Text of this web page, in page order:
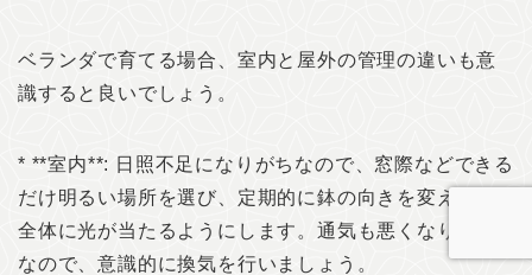
ベランダで育てる場合、室内と屋外の管理の違いも意
識すると良いでしょう。
* **室内**: 日照不足になりがちなので、窓際などできる
だけ明るい場所を選び、定期的に鉢の向きを変えて株
全体に光が当たるようにします。通気も悪くなりがち
なので、意識的に換気を行いましょう。